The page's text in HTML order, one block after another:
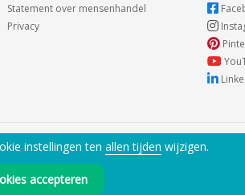
Statement over mensenhandel
Privacy
Hulp nodig?
instellingen ten allen tijden wijzigen.
accepteren